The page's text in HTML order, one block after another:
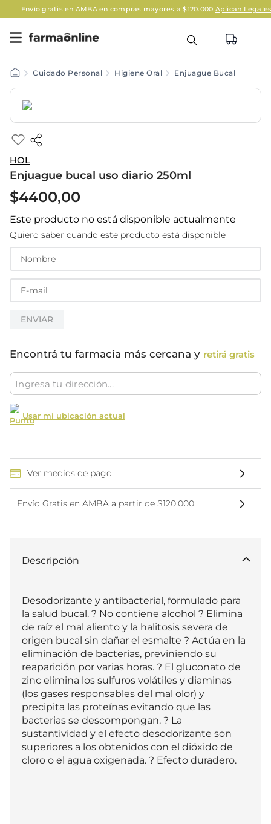
Envío gratis en AMBA en compras mayores a $120.000Aplican Legales
Cuidado Personal Higiene Oral Enjuague Bucal
HOL
Enjuague bucal uso diario 250ml
$4400,00
Este producto no está disponible actualmente
Quiero saber cuando este producto está disponible
ENVIAR
Encontrá tu farmacia más cercana y retirá gratis
Usar mi ubicación actual
Ver medios de pago
Envío Gratis en AMBA a partir de $120.000
Descripción
Desodorizante y antibacterial, formulado para
la salud bucal. ? No contiene alcohol ? Elimina
de raíz el mal aliento y la halitosis severa de
origen bucal sin dañar el esmalte ? Actúa en la
eliminación de bacterias, previniendo su
reaparición por varias horas. ? El gluconato de
zinc elimina los sulfuros volátiles y diaminas
(los gases responsables del mal olor) y
precipita las proteínas evitando que las
bacterias se descompongan. ? La
sustantividad y el efecto desodorizante son
superiores a los obtenidos con el dióxido de
cloro o el agua oxigenada. ? Efecto duradero.